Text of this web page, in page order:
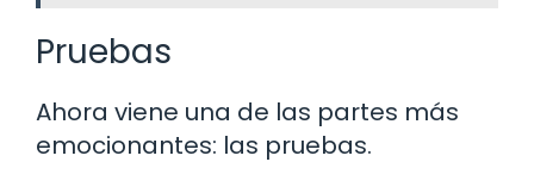
Pruebas
Ahora viene una de las partes más
emocionantes: las pruebas.